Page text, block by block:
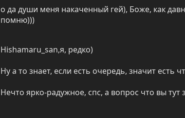
о да души меня накаченный гей), Боже, как
помню)))
Hishamaru_san,я, редко)
Ну а то знает, если есть очередь, значит есть
Нечто ярко-радужное, спс, а вопрос что вы тут